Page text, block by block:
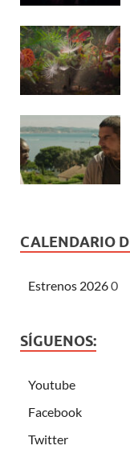
CALENDARIO
Estrenos 20260
SÍGUENOS:
Youtube
Facebook
Twitter